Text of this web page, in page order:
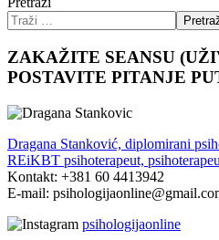
ZAKAŽITE SEANSU
POSTAVITE PITANJE
Dragana Stanković, diplomirani
REiKBT psihoterapeut,
Kontakt: +381 60 4413942
E-mail:
psihologijaonline